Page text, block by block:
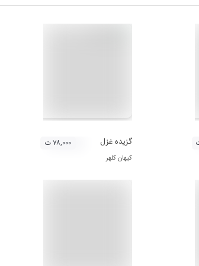
گزیده غزل
کیهان کلهر
۷۸,۰۰۰ ت